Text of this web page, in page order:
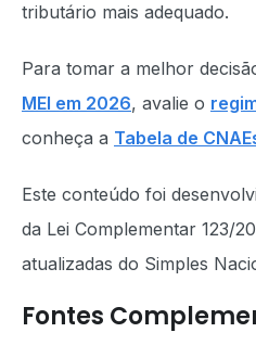
tributário mais adequado.
Para tomar a melhor
MEI em 2026, avalie o
conheça a Tabela de
Este conteúdo foi
da Lei Complementar 123/
atualizadas do Simples
Fontes